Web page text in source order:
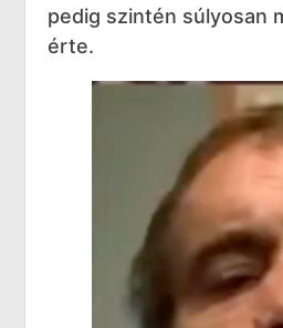
pedig szintén súlyosan
érte.